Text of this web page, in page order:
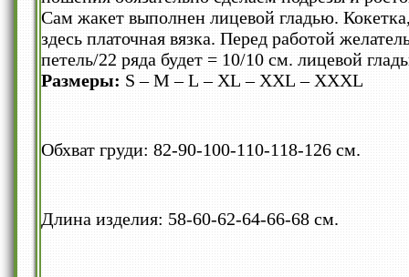
Сам жакет выполнен лицевой гладью.
здесь платочная вязка. Перед работой
петель/22 ряда будет = 10/10 см. лицевой
Размеры: S – M – L – XL – XXL – XXXL
Обхват груди: 82-90-100-110-118-126 см.
Длина изделия: 58-60-62-64-66-68 см.